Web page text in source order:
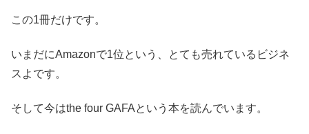
この1冊だけです。
いまだにAmazonで1位という、とても売れているビジネ
スよです。
そして今はthe four GAFAという本を読んでいます。